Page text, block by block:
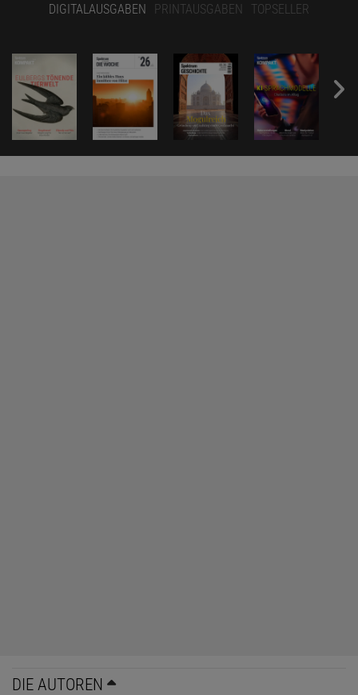
DIGITALAUSGABEN PRINTAUSGABEN TOPSELLER
DIE AUTOREN